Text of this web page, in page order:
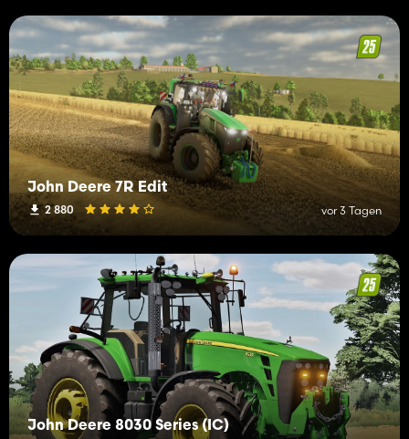
John Deere 7R Edit
2 880 vor 3 Tagen
John Deere 8030 Series (IC)